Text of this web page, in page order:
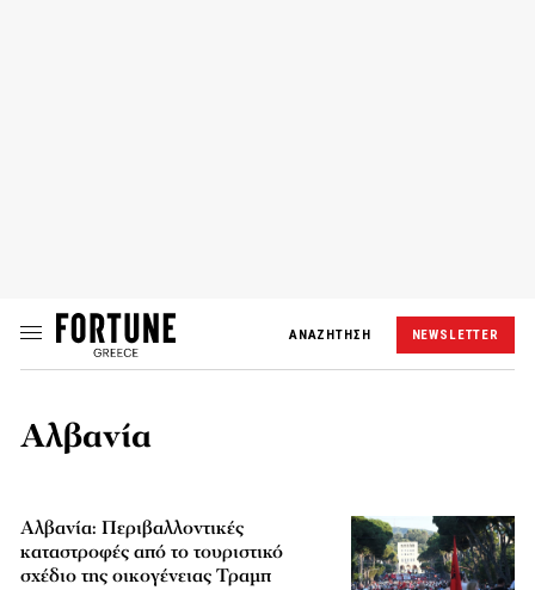
ΑΝΑΖΗΤΗΣΗ NEWSLETTER
Αλβανία
Αλβανία: Περιβαλλοντικές
καταστροφές από το τουριστικό
σχέδιο της οικογένειας Τραμπ